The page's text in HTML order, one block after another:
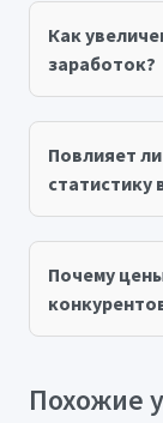
Как
заработок?
Повлияет
статистику
Почему
Похожие